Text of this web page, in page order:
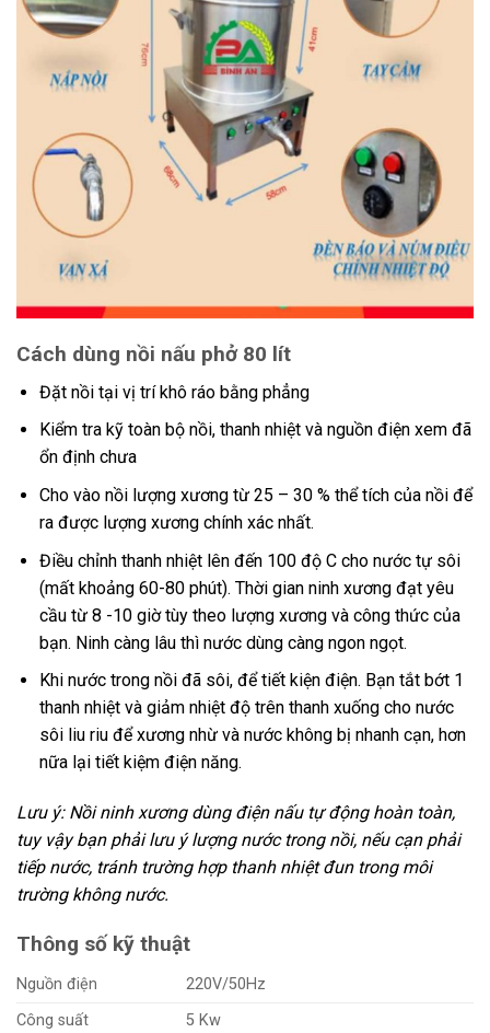
Cách dùng nồi nấu phở 80 lít
Đặt nồi tại vị trí khô ráo bằng phẳng
Kiểm tra kỹ toàn bộ nồi, thanh nhiệt và nguồn điện xem đã
ổn định chưa
Cho vào nồi lượng xương từ 25 – 30 % thể tích của nồi để
ra được lượng xương chính xác nhất.
Điều chỉnh thanh nhiệt lên đến 100 độ C cho nước tự sôi
(mất khoảng 60-80 phút). Thời gian ninh xương đạt yêu
cầu từ 8 -10 giờ tùy theo lượng xương và công thức của
bạn. Ninh càng lâu thì nước dùng càng ngon ngọt.
Khi nước trong nồi đã sôi, để tiết kiện điện. Bạn tắt bớt 1
thanh nhiệt và giảm nhiệt độ trên thanh xuống cho nước
sôi liu riu để xương nhừ và nước không bị nhanh cạn, hơn
nữa lại tiết kiệm điện năng.
Lưu ý: Nồi ninh xương dùng điện nấu tự động hoàn toàn,
tuy vậy bạn phải lưu ý lượng nước trong nồi, nếu cạn phải
tiếp nước, tránh trường hợp thanh nhiệt đun trong môi
trường không nước.
Thông số kỹ thuật
Nguồn điện
220V/50Hz
Công suất
5 Kw